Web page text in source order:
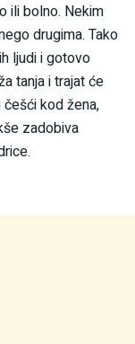
ili bolno. Nekim
drugima. Tako
ljudi i gotovo
tanja i trajat će
kod žena,
zadobiva